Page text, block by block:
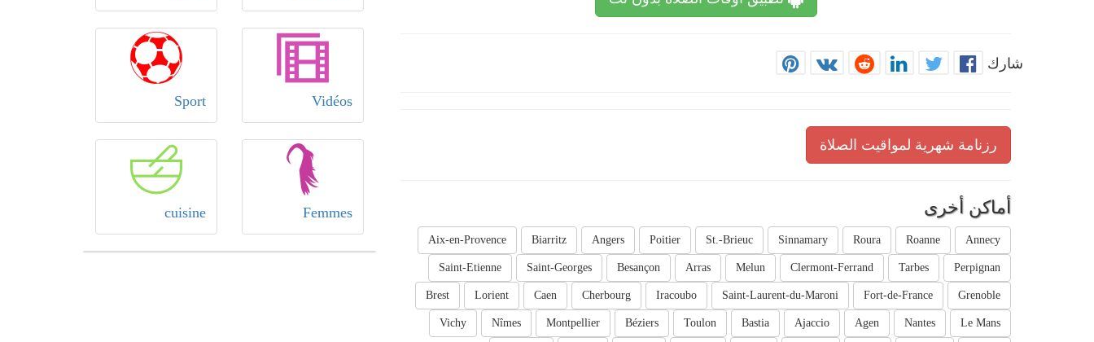
شارك
رزنامة شهرية لمواقيت الصلاة
أماكن أخرى
Annecy
Roanne
Roura
Sinnamary
St.-Brieuc
Poitier
Angers
Biarritz
Aix-en-Provence
Perpignan
Tarbes
Clermont-Ferrand
Melun
Arras
Besançon
Saint-Georges
Saint-Etienne
Grenoble
Fort-de-France
Saint-Laurent-du-Maroni
Iracoubo
Cherbourg
Caen
Lorient
Brest
Le Mans
Nantes
Agen
Ajaccio
Bastia
Toulon
Béziers
Montpellier
Nîmes
Vichy
Vidéos
Sport
Femmes
cuisine